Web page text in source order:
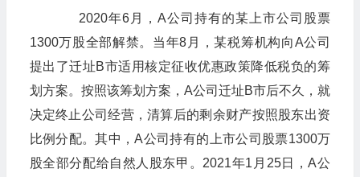
2020年6月，A公司持有的某上市公司股票
1300万股全部解禁。当年8月，某税筹机构向A公司
提出了迁址B市适用核定征收优惠政策降低税负的筹
划方案。按照该筹划方案，A公司迁址B市后不久，就
决定终止公司经营，清算后的剩余财产按照股东出资
比例分配。其中，A公司持有的上市公司股票1300万
股全部分配给自然人股东甲。2021年1月25日，A公